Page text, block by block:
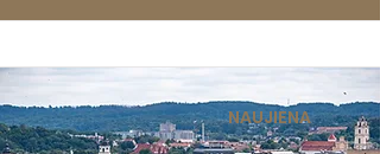
NAUJIENA